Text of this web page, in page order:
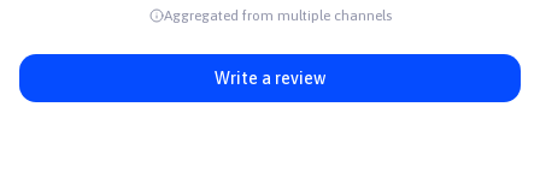
Aggregated from multiple channels
Write a review